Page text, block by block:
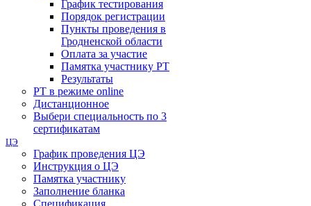
График тестирования
Порядок регистрации
Пункты проведения в
Гродненской области
Оплата за участие
Памятка участнику РТ
Результаты
РТ в режиме online
Дистанционное
Выбери специальность по 3
сертификатам
ЦЭ
График проведения ЦЭ
Инструкция о ЦЭ
Памятка участнику
Заполнение бланка
Спецификация